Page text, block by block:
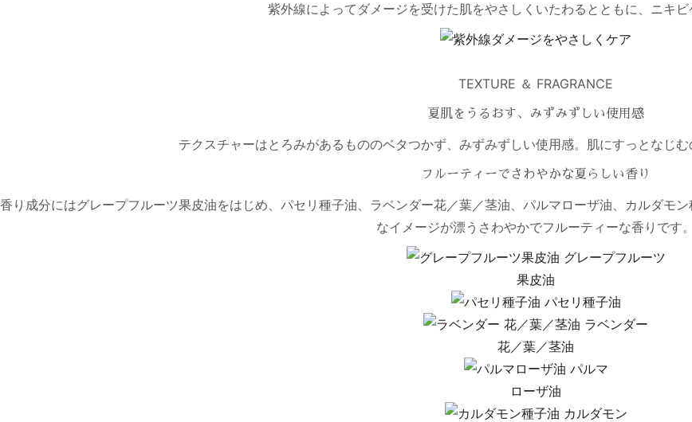
紫外線によってダメージを受けた肌をやさしくいたわるとともに、ニキビ
TEXTURE ＆ FRAGRANCE
夏肌をうるおす、みずみずしい使用感
テクスチャーはとろみがあるもののベタつかず、みずみずしい使用感。肌にすっとなじむ
フルーティーでさわやかな夏らしい香り
香り成分にはグレープフルーツ果皮油をはじめ、パセリ種子油、ラベンダー花／葉／茎油、パルマローザ油、カルダモ
なイメージが漂うさわやかでフルーティーな香りです。
グレープフルーツ
果皮油
パセリ種子油
ラベンダー
花／葉／茎油
パルマ
ローザ油
カルダモン